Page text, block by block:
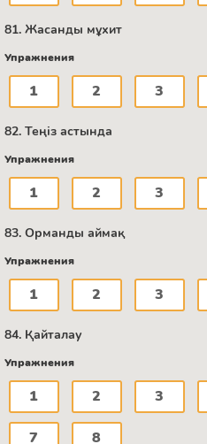
81. Жасанды мұхит
Упражнения
1 2 3
82. Теңіз астында
Упражнения
1 2 3
83. Орманды аймақ
Упражнения
1 2 3
84. Қайталау
Упражнения
1 2 3
7 8